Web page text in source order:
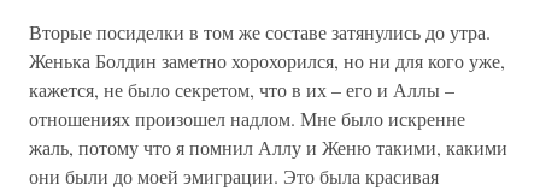
Вторые посиделки в том же составе затянулись до утра.
Женька Болдин заметно хорохорился, но ни для кого уже,
кажется, не было секретом, что в их – его и Аллы –
отношениях произошел надлом. Мне было искренне
жаль, потому что я помнил Аллу и Женю такими, какими
они были до моей эмиграции. Это была красивая